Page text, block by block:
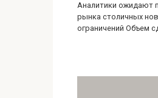
Аналитики ожидают
рынка столичных
ограничений Объем